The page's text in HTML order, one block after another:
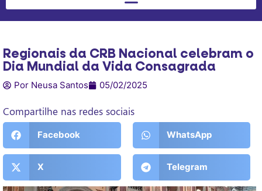
Regionais da CRB Nacional celebram o
Dia Mundial da Vida Consagrada
Por Neusa Santos 05/02/2025
Compartilhe nas redes sociais
Facebook WhatsApp
X Telegram